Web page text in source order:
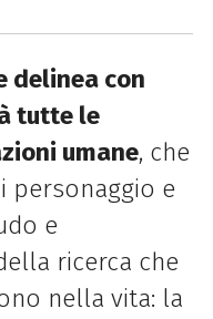
delinea con
tutte le
umane, che
personaggio e
e
ricerca che
nella vita: la